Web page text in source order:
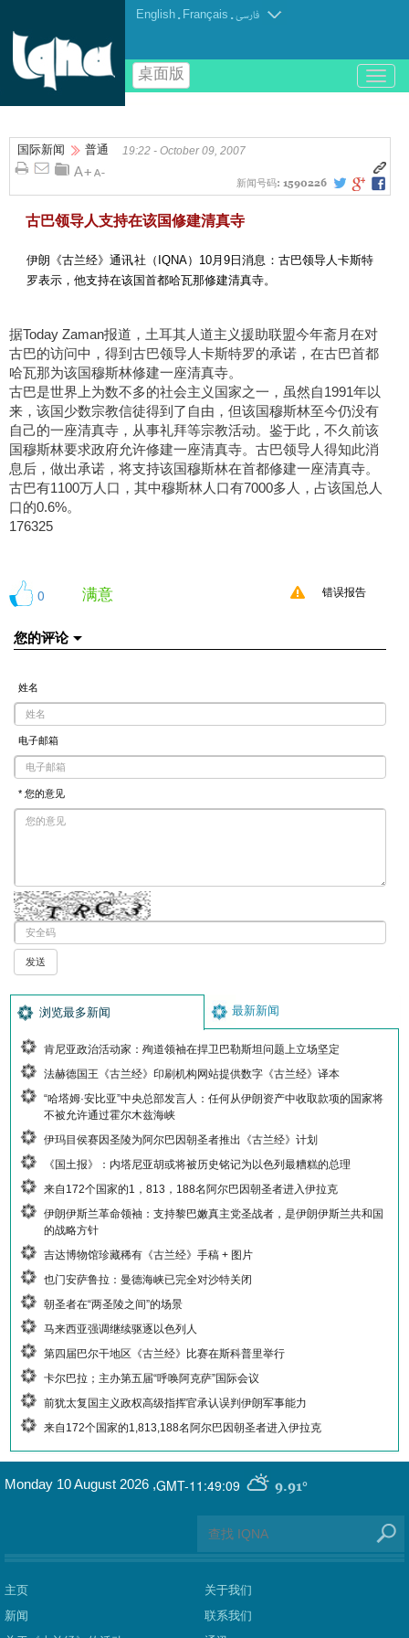
English . Français .فارسی
桌面版
باز
و
کردن
国际新闻 普通 19:22 - October 09, 2007
新闻号码: 1590226
古巴领导人支持在该国修建清真寺
伊朗《古兰经》通讯社（IQNA）10月9日消息：古巴领导人卡斯特
罗表示，他支持在该国首都哈瓦那修建清真寺。
据Today Zaman报道，土耳其人道主义援助联盟今年斋月在对
古巴的访问中，得到古巴领导人卡斯特罗的承诺，在古巴首都
哈瓦那为该国穆斯林修建一座清真寺。
古巴是世界上为数不多的社会主义国家之一，虽然自1991年以
来，该国少数宗教信徒得到了自由，但该国穆斯林至今仍没有
自己的一座清真寺，从事礼拜等宗教活动。鉴于此，不久前该
国穆斯林要求政府允许修建一座清真寺。古巴领导人得知此消
息后，做出承诺，将支持该国穆斯林在首都修建一座清真寺。
古巴有1100万人口，其中穆斯林人口有7000多人，占该国总人
口的0.6%。
176325
0 满意 错误报告
您的评论
姓名
电子邮箱
* 您的意见
浏览最多新闻 最新新闻
肯尼亚政治活动家：殉道领袖在捍卫巴勒斯坦问题上立场坚定
法赫德国王《古兰经》印刷机构网站提供数字《古兰经》译本
“哈塔姆·安比亚”中央总部发言人：任何从伊朗资产中收取款项的国家将
不被允许通过霍尔木兹海峡
伊玛目侯赛因圣陵为阿尔巴因朝圣者推出《古兰经》计划
《国土报》：内塔尼亚胡或将被历史铭记为以色列最糟糕的总理
来自172个国家的1，813，188名阿尔巴因朝圣者进入伊拉克
伊朗伊斯兰革命领袖：支持黎巴嫩真主党圣战者，是伊朗伊斯兰共和国
的战略方针
吉达博物馆珍藏稀有《古兰经》手稿 + 图片
也门安萨鲁拉：曼德海峡已完全对沙特关闭
朝圣者在“两圣陵之间”的场景
马来西亚强调继续驱逐以色列人
第四届巴尔干地区《古兰经》比赛在斯科普里举行
卡尔巴拉；主办第五届“呼唤阿克萨”国际会议
前犹太复国主义政权高级指挥官承认误判伊朗军事能力
来自172个国家的1,813,188名阿尔巴因朝圣者进入伊拉克
GMT-11:49:09 9.91°
Monday 10 August 2026 ,
主页
新闻
关于我们
联系我们